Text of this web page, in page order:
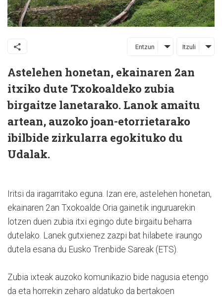
Entzun Itzuli
Astelehen honetan, ekainaren 2an
itxiko dute Txokoaldeko zubia
birgaitze lanetarako. Lanok amaitu
artean, auzoko joan-etorrietarako
ibilbide zirkularra egokituko du
Udalak.
Iritsi da iragarritako eguna. Izan ere, astelehen honetan,
ekainaren 2an Txokoalde Oria gainetik inguruarekin
lotzen duen zubia itxi egingo dute birgaitu beharra
dutelako. Lanek gutxienez zazpi bat hilabete iraungo
dutela esana du Eusko Trenbide Sareak (ETS).
Zubia ixteak auzoko komunikazio bide nagusia etengo
da eta horrekin zeharo aldatuko da bertakoen